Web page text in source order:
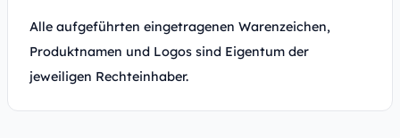
Alle aufgeführten eingetragenen Warenzeichen,
Produktnamen und Logos sind Eigentum der
jeweiligen Rechteinhaber.